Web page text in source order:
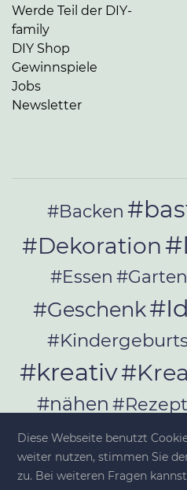
Werde Teil der DIY-
family
DIY Shop
Gewinnspiele
Jobs
Newsletter
#Backen
#Dekoration
#Essen #Garten
#Geschenk
#kreativ
#nähen #Rezept
#Rezepte
Diese Webseite benutzt
weiter nutzen, stimmen Sie
zu. Bei weiteren Fragen